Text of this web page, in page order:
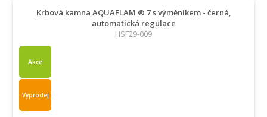
Krbová kamna AQUAFLAM ® 7 s výměníkem - černá,
automatická regulace
HSF29-009
Akce
Výprodej